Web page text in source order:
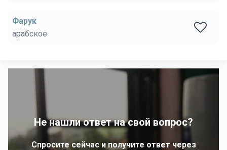
Фарук
арабское
Не нашли ответ на свой вопрос?
Спросите сейчас и получите ответ через